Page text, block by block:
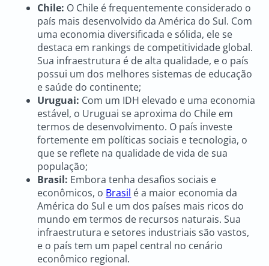
Chile: O Chile é frequentemente considerado o
país mais desenvolvido da América do Sul. Com
uma economia diversificada e sólida, ele se
destaca em rankings de competitividade global.
Sua infraestrutura é de alta qualidade, e o país
possui um dos melhores sistemas de educação
e saúde do continente;
Uruguai: Com um IDH elevado e uma economia
estável, o Uruguai se aproxima do Chile em
termos de desenvolvimento. O país investe
fortemente em políticas sociais e tecnologia, o
que se reflete na qualidade de vida de sua
população;
Brasil: Embora tenha desafios sociais e
econômicos, o Brasil é a maior economia da
América do Sul e um dos países mais ricos do
mundo em termos de recursos naturais. Sua
infraestrutura e setores industriais são vastos,
e o país tem um papel central no cenário
econômico regional.